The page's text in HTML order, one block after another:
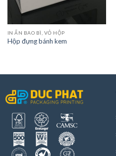
IN ẤN BAO BÌ, VỎ HỘP
Hộp đựng bánh kem